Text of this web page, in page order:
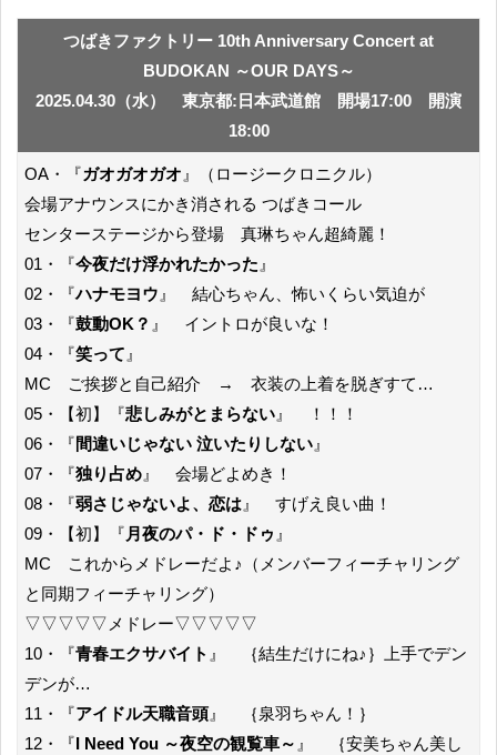
つばきファクトリー 10th Anniversary Concert at
BUDOKAN ～OUR DAYS～
2025.04.30（水） 東京都:日本武道館 開場17:00 開演
18:00
OA・『ガオガオガオ 』（ロージークロニクル）
会場アナウンスにかき消される つばきコール
センターステージから登場 真琳ちゃん超綺麗！
01・『今夜だけ浮かれたかった 』
02・『ハナモヨウ 』 結心ちゃん、怖いくらい気迫が
03・『鼓動OK？ 』 イントロが良いな！
04・『笑って 』
MC ご挨拶と自己紹介 → 衣装の上着を脱ぎすて…
05・【初】『悲しみがとまらない 』 ！！！
06・『間違いじゃない 泣いたりしない 』
07・『独り占め 』 会場どよめき！
08・『弱さじゃないよ、恋は 』 すげえ良い曲！
09・【初】『 月夜のパ・ド・ドゥ 』
MC これからメドレーだよ♪（メンバーフィーチャリング
と同期フィーチャリング）
▽▽▽▽▽メドレー▽▽▽▽▽
10・『青春エクサバイト 』 ｛結生だけにね♪｝上手でデン
デンが…
11・『アイドル天職音頭 』 ｛泉羽ちゃん！｝
12・『I Need You ～夜空の観覧車～ 』 ｛安美ちゃん美し